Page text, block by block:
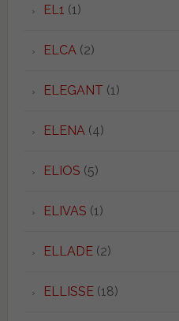
EL1 (1)
ELCA(2)
ELEGANT (1)
ELENA(4)
ELIOS (5)
ELIVAS (1)
ELLADE(2)
ELLISSE(18)